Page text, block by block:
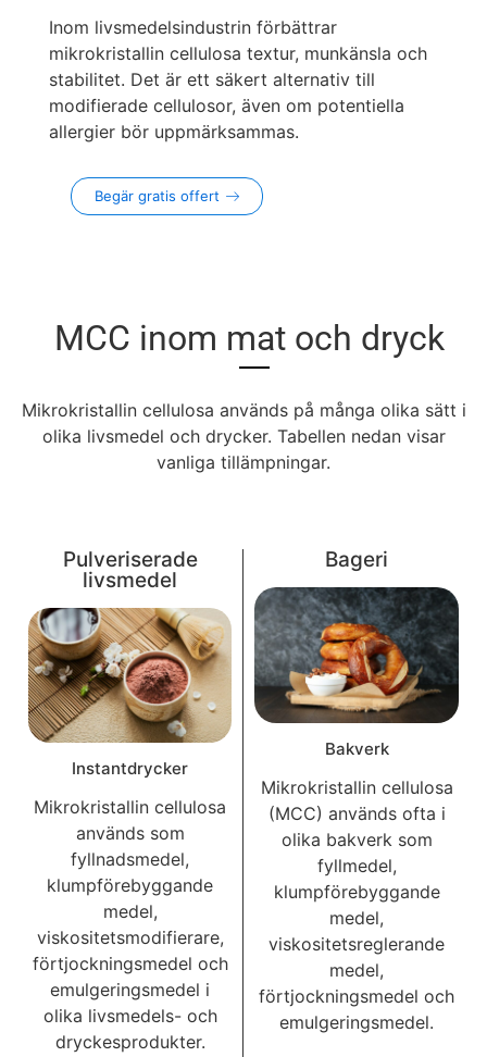
Inom livsmedelsindustrin förbättrar
mikrokristallin cellulosa textur, munkänsla och
stabilitet. Det är ett säkert alternativ till
modifierade cellulosor, även om potentiella
allergier bör uppmärksammas.
Begär gratis offert
MCC inom mat och dryck
Mikrokristallin cellulosa används på många olika sätt i
olika livsmedel och drycker. Tabellen nedan visar
vanliga tillämpningar.
Pulveriserade
livsmedel
Instantdrycker
Mikrokristallin cellulosa
används som
fyllnadsmedel,
klumpförebyggande
medel,
viskositetsmodifierare,
förtjockningsmedel och
emulgeringsmedel i
olika livsmedels- och
dryckesprodukter.
Bageri
Bakverk
Mikrokristallin cellulosa
(MCC) används ofta i
olika bakverk som
fyllmedel,
klumpförebyggande
medel,
viskositetsreglerande
medel,
förtjockningsmedel och
emulgeringsmedel.